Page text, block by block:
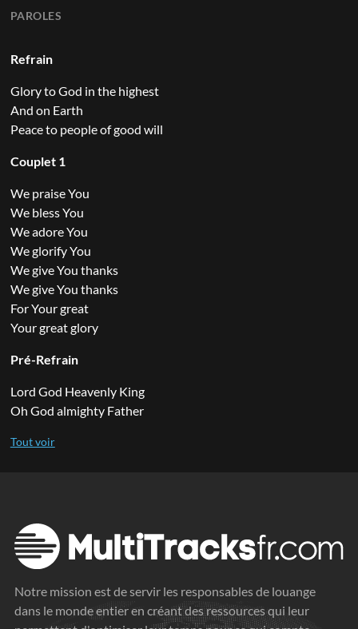
PAROLES
Refrain
Glory to God in the highest
And on Earth
Peace to people of good will
Couplet 1
We praise You
We bless You
We adore You
We glorify You
We give You thanks
We give You thanks
For Your great
Your great glory
Pré-Refrain
Lord God Heavenly King
Oh God almighty Father
Notre mission est de servir les responsables de louange
dans le monde entier en créant des ressources qui leur